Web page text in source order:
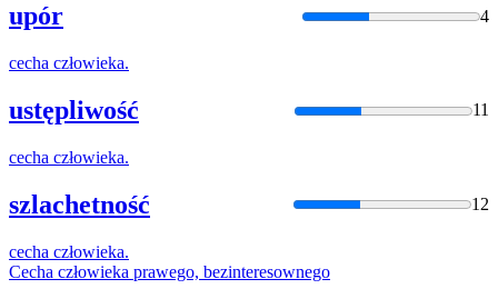
upór 4
cecha człowieka.
ustępliwość 11
cecha człowieka.
szlachetność 12
cecha człowieka.
Cecha człowieka prawego, bezinteresownego